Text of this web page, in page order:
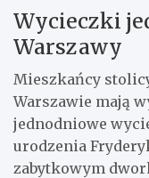
Wycieczki
Warszawy
Mieszkańcy
Warszawie mają
jednodniowe
urodzenia
zabytkowym